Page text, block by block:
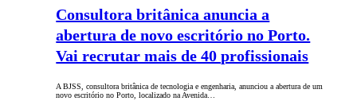
Consultora britânica anuncia a
abertura de novo escritório no Porto.
Vai recrutar mais de 40 profissionais
A BJSS, consultora britânica de tecnologia e engenharia, anunciou a abertura de um
novo escritório no Porto, localizado na Avenida…